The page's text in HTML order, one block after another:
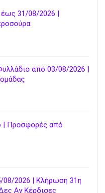
έως 31/08/2026 |
από 03/08/2026 |
| Προσφορές από
08/2026 | Κλήρωση 31η
Αν Κέρδισες